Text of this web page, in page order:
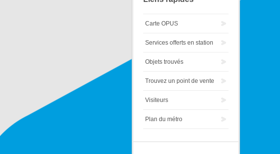
Carte OPUS
Services offerts en station
Objets trouvés
Trouvez un point de vente
Visiteurs
Plan du métro